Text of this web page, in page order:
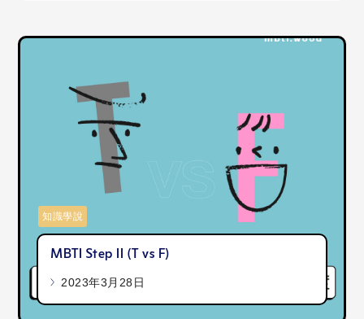
MBTI Step II (T vs F)
2023年3月28日
知識學說